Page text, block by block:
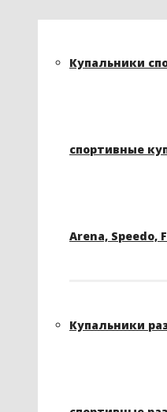
Купальники
спортивные
Arena, Speedo,
Купальники